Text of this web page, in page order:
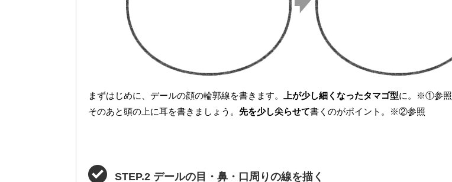
まずはじめに、デールの顔の輪郭線を書きます。 上が少し細くなったタマゴ型に。※①参照
そのあと頭の上に耳を書きましょう。 先を少し尖らせて書くのがポイント。※②参照
STEP.2 デールの目・鼻・口周りの線を描く